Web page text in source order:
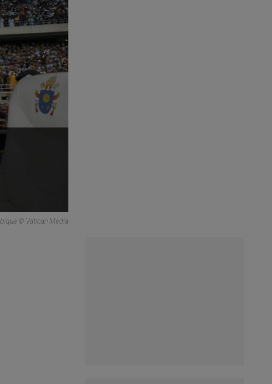
© Vatican Media